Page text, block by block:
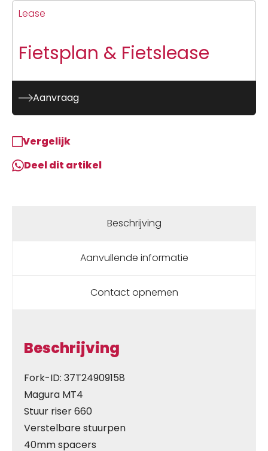
Lease
Fietsplan & Fietslease
Aanvraag
Vergelijk
Deel dit artikel
Beschrijving
Aanvullende informatie
Contact opnemen
Beschrijving
Fork-ID: 37T24909158
Magura MT4
Stuur riser 660
Verstelbare stuurpen
40mm spacers